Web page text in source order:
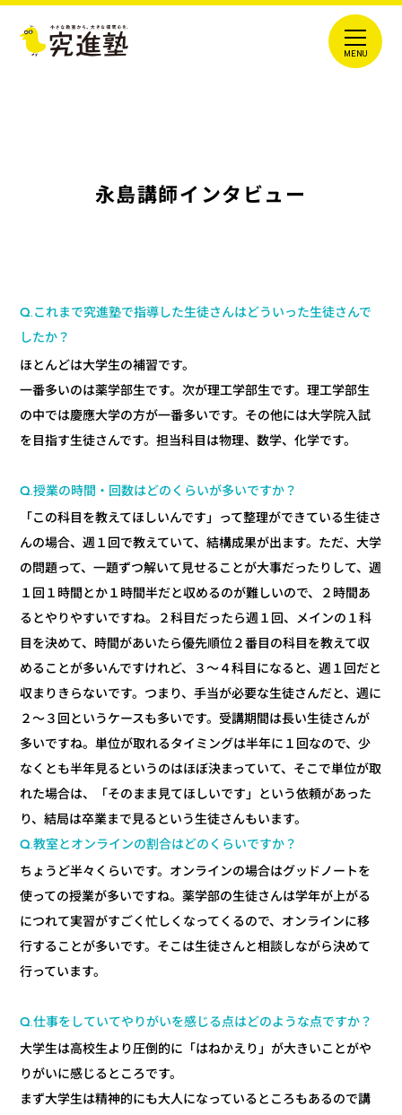
永島講師インタビュー
Q.これまで究進塾で指導した生徒さんはどういった生徒さんで
したか？
ほとんどは大学生の補習です。
一番多いのは薬学部生です。次が理工学部生です。理工学部生
の中では慶應大学の方が一番多いです。その他には大学院入試
を目指す生徒さんです。担当科目は物理、数学、化学です。
Q.授業の時間・回数はどのくらいが多いですか？
「この科目を教えてほしいんです」って整理ができている生徒さ
んの場合、週１回で教えていて、結構成果が出ます。ただ、大学
の問題って、一題ずつ解いて見せることが大事だったりして、週
１回１時間とか１時間半だと収めるのが難しいので、２時間あ
るとやりやすいですね。２科目だったら週１回、メインの１科
目を決めて、時間があいたら優先順位２番目の科目を教えて収
めることが多いんですけれど、３～４科目になると、週１回だと
収まりきらないです。つまり、手当が必要な生徒さんだと、週に
２～３回というケースも多いです。受講期間は長い生徒さんが
多いですね。単位が取れるタイミングは半年に１回なので、少
なくとも半年見るというのはほぼ決まっていて、そこで単位が取
れた場合は、「そのまま見てほしいです」という依頼があった
り、結局は卒業まで見るという生徒さんもいます。
Q.教室とオンラインの割合はどのくらいですか？
ちょうど半々くらいです。オンラインの場合はグッドノートを
使っての授業が多いですね。薬学部の生徒さんは学年が上がる
につれて実習がすごく忙しくなってくるので、オンラインに移
行することが多いです。そこは生徒さんと相談しながら決めて
行っています。
Q.仕事をしていてやりがいを感じる点はどのような点ですか？
大学生は高校生より圧倒的に「はねかえり」が大きいことがや
りがいに感じるところです。
まず大学生は精神的にも大人になっているところもあるので講